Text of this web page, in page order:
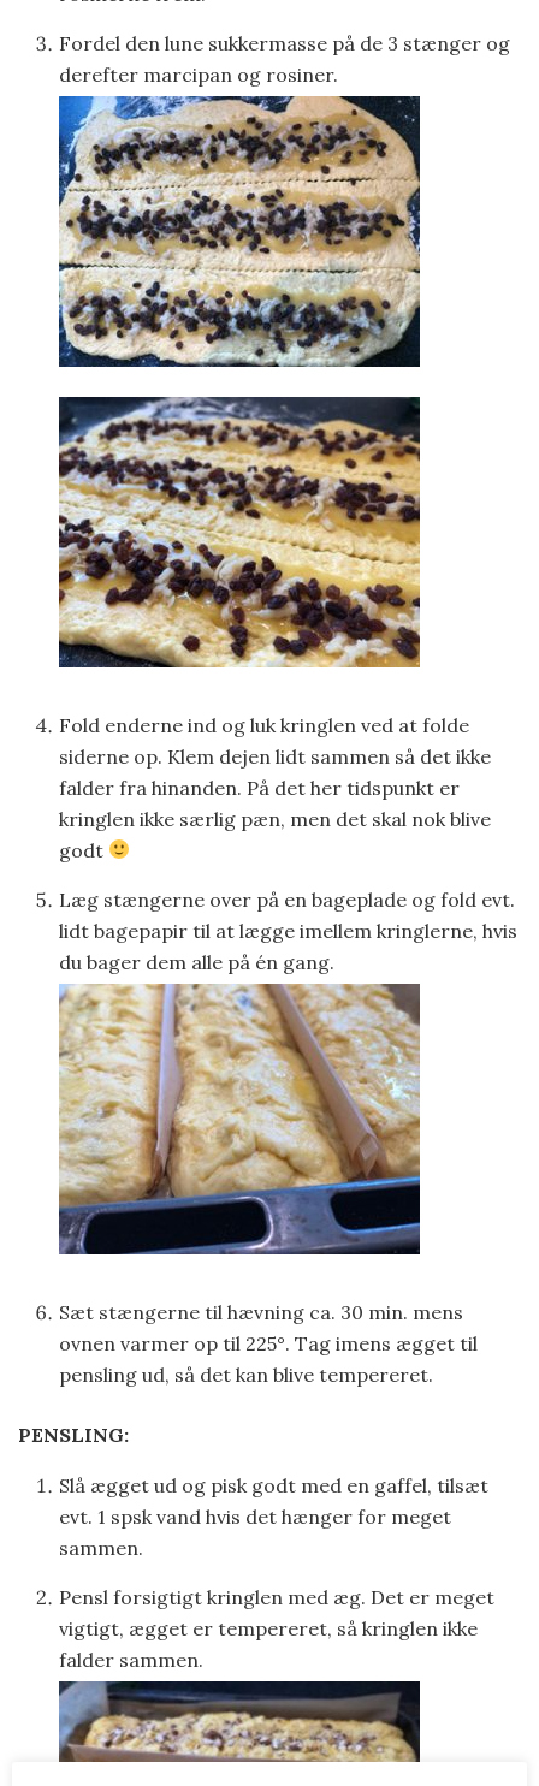
Fordel den lune sukkermasse på de 3 stænger og
derefter marcipan og rosiner.
Fold enderne ind og luk kringlen ved at folde
siderne op. Klem dejen lidt sammen så det ikke
falder fra hinanden. På det her tidspunkt er
kringlen ikke særlig pæn, men det skal nok blive
godt
Læg stængerne over på en bageplade og fold evt.
lidt bagepapir til at lægge imellem kringlerne, hvis
du bager dem alle på én gang.
Sæt stængerne til hævning ca. 30 min. mens
ovnen varmer op til 225°. Tag imens ægget til
pensling ud, så det kan blive tempereret.
PENSLING:
Slå ægget ud og pisk godt med en gaffel, tilsæt
evt. 1 spsk vand hvis det hænger for meget
sammen.
Pensl forsigtigt kringlen med æg. Det er meget
vigtigt, ægget er tempereret, så kringlen ikke
falder sammen.